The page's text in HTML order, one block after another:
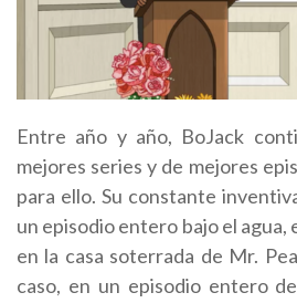
Entre año y año, BoJack
mejores series y de mejores
para ello. Su constante
un episodio entero bajo el
en la casa soterrada de Mr.
caso, en un episodio entero